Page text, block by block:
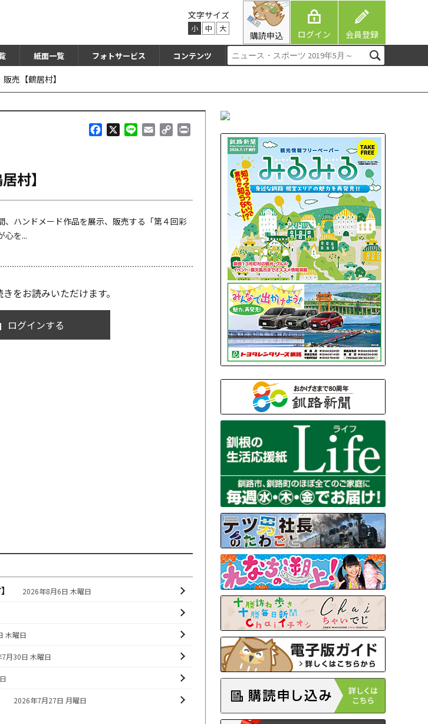
文字サイズ
小 中 大
購読申込 ログイン 会員登録
紙面一覧 フォトサービス コンテンツ
売【鶴居村】
k
k
村】
ハンドメード作品を展示、販売する「第４回彩
心を...
をお読みいただけます。
ログインする
2026年8月6日 木曜日
木曜日
月30日 木曜日
2026年7月27日 月曜日